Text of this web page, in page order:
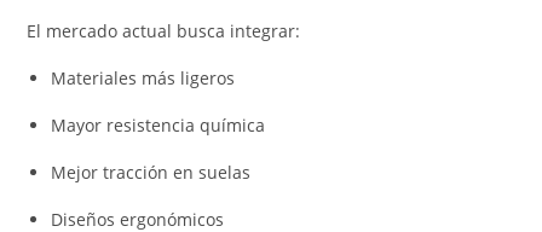
El mercado actual busca integrar:
Materiales más ligeros
Mayor resistencia química
Mejor tracción en suelas
Diseños ergonómicos